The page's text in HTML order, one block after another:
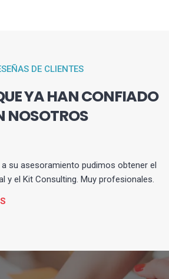
DE CLIENTES
YA HAN CONFIADO
NOSOTROS
a su asesoramiento pudimos obtener el
y el Kit Consulting. Muy profesionales.